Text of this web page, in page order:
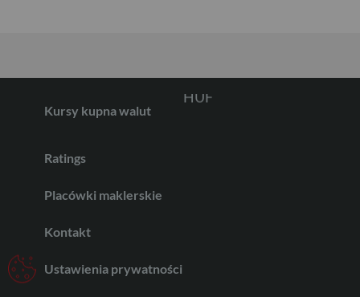
Kursy kupna walut
HUF
Ratings
Placówki maklerskie
Kontakt
Ustawienia prywatności